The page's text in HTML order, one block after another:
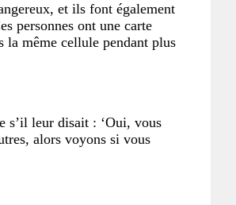
et ils font également
personnes ont une carte
la même cellule pendant plus
s’il leur disait : ‘Oui, vous
alors voyons si vous